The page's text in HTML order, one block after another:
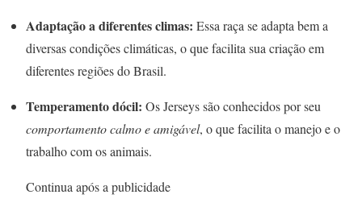
Adaptação a diferentes climas: Essa raça se adapta bem a
diversas condições climáticas, o que facilita sua criação em
diferentes regiões do Brasil.
Temperamento dócil: Os Jerseys são conhecidos por seu
comportamento calmo e amigável, o que facilita o manejo e o
trabalho com os animais.
Continua após a publicidade